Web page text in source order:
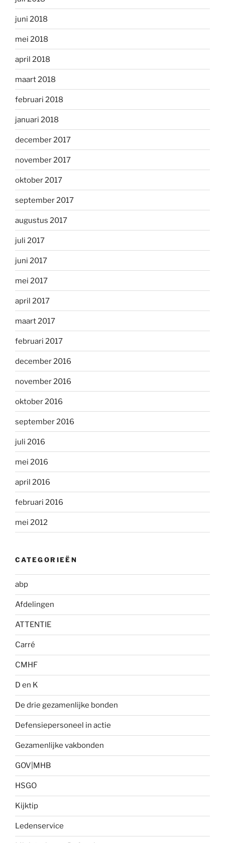
juni 2018
mei 2018
april 2018
maart 2018
februari 2018
januari 2018
december 2017
november 2017
oktober 2017
september 2017
augustus 2017
juli 2017
juni 2017
mei 2017
april 2017
maart 2017
februari 2017
december 2016
november 2016
oktober 2016
september 2016
juli 2016
mei 2016
april 2016
februari 2016
mei 2012
CATEGORIEËN
abp
Afdelingen
ATTENTIE
Carré
CMHF
D en K
De drie gezamenlijke bonden
Defensiepersoneel in actie
Gezamenlijke vakbonden
GOV|MHB
HSGO
Kijktip
Ledenservice